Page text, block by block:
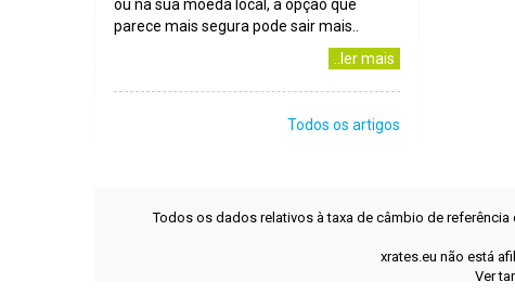
ou na sua moeda local, a opção que
parece mais segura pode sair mais..
..ler mais
Todos os artigos
Todos os dados relativos à taxa de câmbio de
xrates.eu não está
Ver